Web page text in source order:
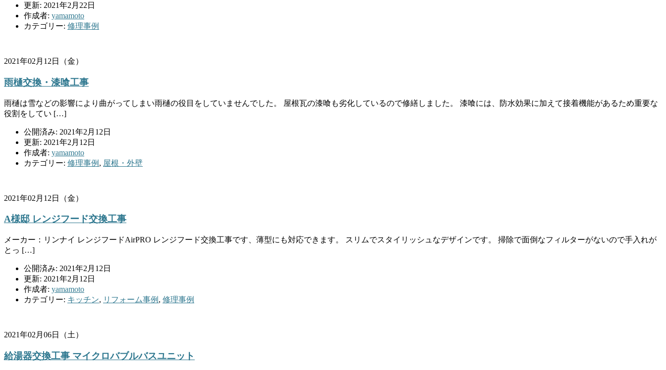
更新: 2021年2月22日
作成者: yamamoto
カテゴリー: 修理事例
2021年02月12日（金）
雨樋交換・漆喰工事
雨樋は雪などの影響により曲がってしまい雨樋の役目をしていませんでした。 屋根瓦の漆喰も劣化しているので修繕しました。 漆喰には、防水効果に加えて接着機能があるため重要な
役割をしてい […]
公開済み: 2021年2月12日
更新: 2021年2月12日
作成者: yamamoto
カテゴリー: 修理事例 , 屋根・外壁
2021年02月12日（金）
A様邸 レンジフード交換工事
メーカー：リンナイ レンジフードAirPRO レンジフード交換工事です、薄型にも対応できます。 スリムでスタイリッシュなデザインです。 掃除で面倒なフィルターがないので手入れが
とっ […]
公開済み: 2021年2月12日
更新: 2021年2月12日
作成者: yamamoto
カテゴリー: キッチン, リフォーム事例 , 修理事例
2021年02月06日（土）
給湯器交換工事 マイクロバブルバスユニット